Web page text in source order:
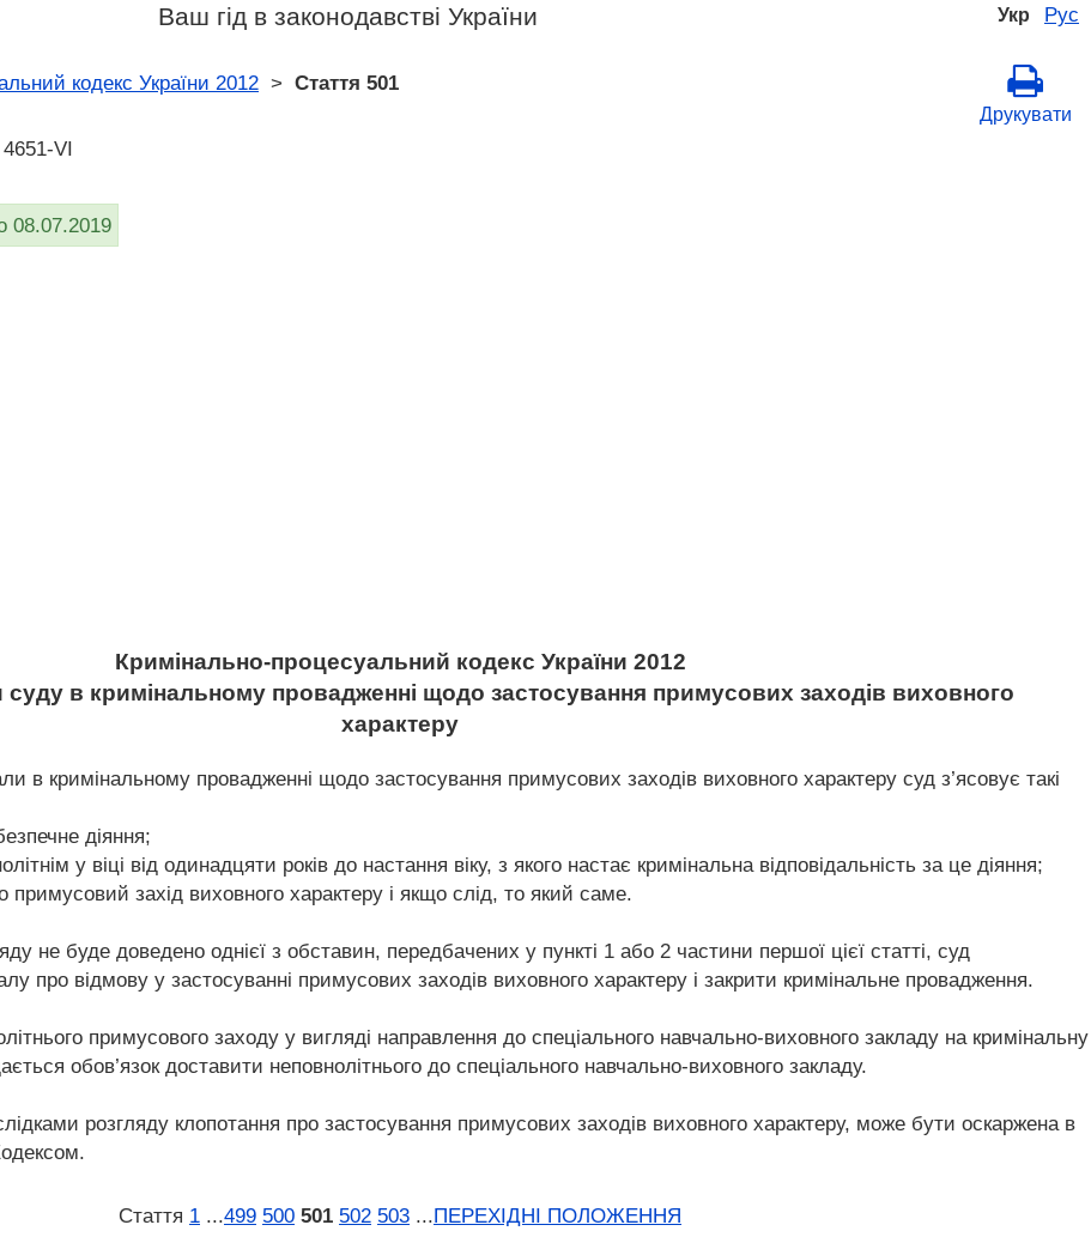
Укр Рус
Ваш гід в законодавстві України
кодекс України 2012 > Стаття 501
Друкувати
VI
08.07.2019
Кримінально-процесуальний кодекс України 2012
суду в кримінальному провадженні щодо застосування примусових заходів виховного
характеру
в кримінальному провадженні щодо застосування примусових заходів виховного характеру суд з’ясовує такі
діяння;
у віці від одинадцяти років до настання віку, з якого настає кримінальна відповідальність за це діяння;
примусовий захід виховного характеру і якщо слід, то який саме.
не буде доведено однієї з обставин, передбачених у пункті 1 або 2 частини першої цієї статті, суд
про відмову у застосуванні примусових заходів виховного характеру і закрити кримінальне провадження.
примусового заходу у вигляді направлення до спеціального навчально-виховного закладу на кримінальну
обов’язок доставити неповнолітнього до спеціального навчально-виховного закладу.
розгляду клопотання про застосування примусових заходів виховного характеру, може бути оскаржена в
Стаття 1 ...499 500 501 502 503 ...ПЕРЕХІДНІ ПОЛОЖЕННЯ